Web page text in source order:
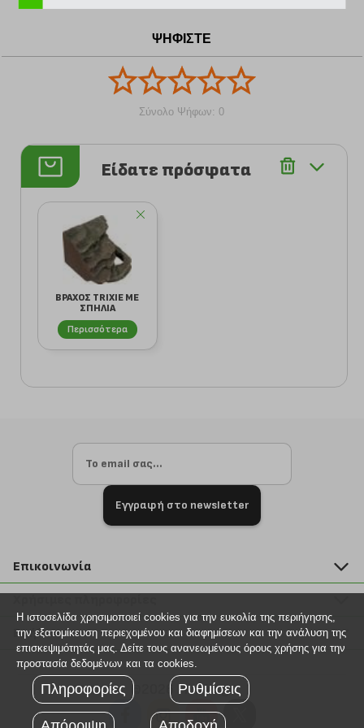
ΨΗΦΙΣΤΕ
Σύνολο Ψήφων: 0
Είδατε πρόσφατα
ΒΡΑΧΟΣ TRIXIE ΜΕ
ΣΠΗΛΙΑ
Περισσότερα
Εγγραφή στο newsletter
Επικοινωνία
211 2000 700
info@plus4u.gr
Η εταιρία
Σημεία παραλαβής
Ευκαιρίες καριέρας
Όροι χρήσης
Sitemap
Βοήθεια
Εξέλιξη παραγγελίας
Τρόποι παραγγελίας
Τρόποι πληρωμής
©2026 Plus4u.gr
Η ιστοσελίδα χρησιμοποιεί cookies για την ευκολία της περιήγησης,
την εξατομίκευση περιεχομένου και διαφημίσεων και την ανάλυση της
επισκεψιμότητάς μας. Δείτε τους ανανεωμένους όρους χρήσης για την
προστασία δεδομένων και τα cookies.
Πληροφορίες Ρυθμίσεις